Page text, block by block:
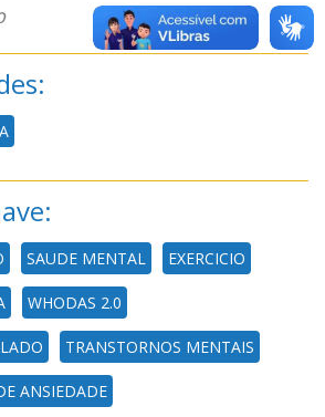
SAUDE MENTAL EXERCICIO
WHODAS 2.0
TRANSTORNOS MENTAIS
ANSIEDADE